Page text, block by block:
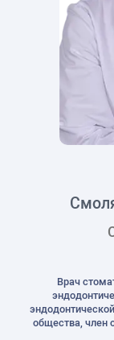
Врач
общества, член